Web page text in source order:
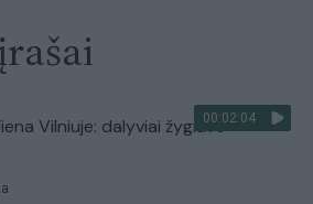
00:02:04
Vilniuje: dalyviai žygiavo